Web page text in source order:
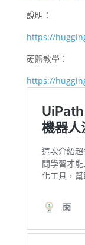
說明：
https://
硬體教學：
https://